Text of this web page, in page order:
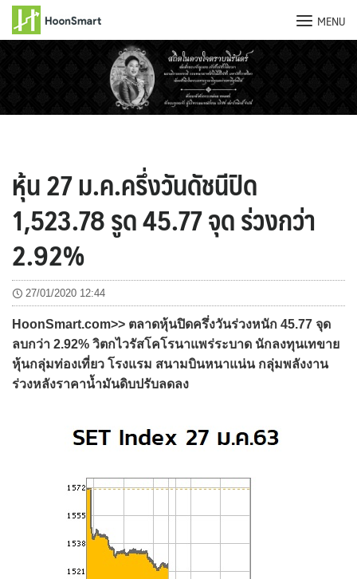
MENU
หุ้น 27 ม.ค.ครึ่งวันดัชนีปิด
1,523.78 รูด 45.77 จุด ร่วงกว่า
2.92%
27/01/2020 12:44
HoonSmart.com>> ตลาดหุ้นปิดครึ่งวันร่วงหนัก 45.77 จุด
ลบกว่า 2.92% วิตกไวรัสโคโรนาแพร่ระบาด นักลงทุนเทขาย
หุ้นกลุ่มท่องเที่ยว โรงแรม สนามบินหนาแน่น กลุ่มพลังงาน
ร่วงหลังราคาน้ำมันดิบปรับลดลง